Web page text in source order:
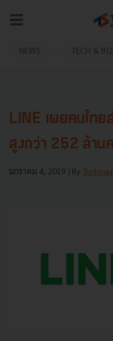
NEWS TECH & BIZ
LINE เผยคนไทย
สูงกว่า 252 ล้าน
มกราคม 4, 2019 | By